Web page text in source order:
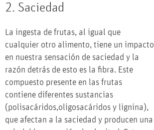
2. Saciedad
La ingesta de frutas, al igual que
cualquier otro alimento, tiene un impacto
en nuestra sensación de saciedad y la
razón detrás de esto es la fibra. Este
compuesto presente en las frutas
contiene diferentes sustancias
(polisacáridos,oligosacáridos y lignina),
que afectan a la saciedad y producen una